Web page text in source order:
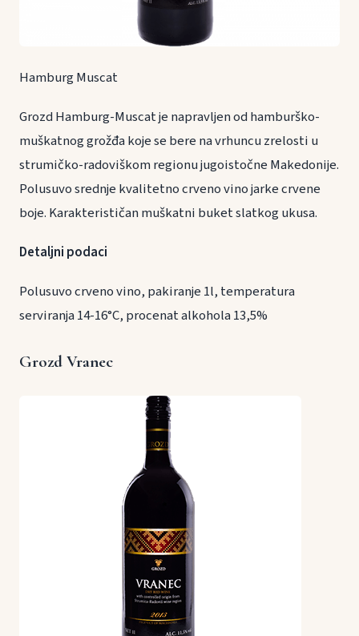
Hamburg Muscat
Grozd Hamburg-Muscat je napravljen od hamburško-
muškatnog grožđa koje se bere na vrhuncu zrelosti u
strumičko-radoviškom regionu jugoistočne Makedonije.
Polusuvo srednje kvalitetno crveno vino jarke crvene
boje. Karakterističan muškatni buket slatkog ukusa.
Detaljni podaci
Polusuvo crveno vino, pakiranje 1l, temperatura
serviranja 14-16°C, procenat alkohola 13,5%
Grozd Vranec